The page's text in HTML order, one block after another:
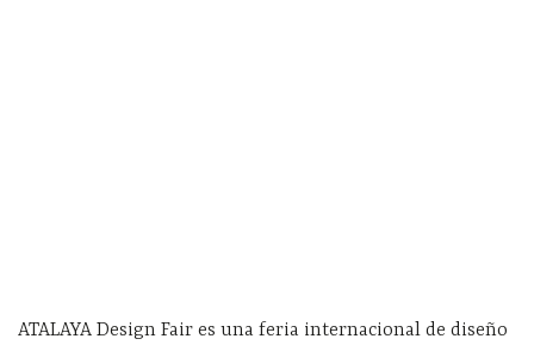
ATALAYA Design Fair es una feria internacional de diseño